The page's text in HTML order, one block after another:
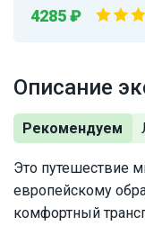
Описание
Рекомендуем
Это путешествие
европейскому
комфортный
4285 ₽